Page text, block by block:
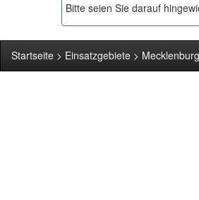
Bitte seien Sie darauf
Startseite > Einsatzgebiete >